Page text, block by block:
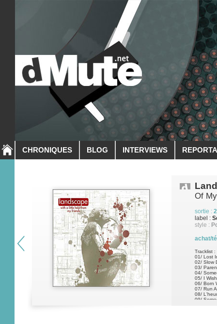
CHRONIQUES BLOG INTERVIEWS
Of
sortie :
label :
style :
achat/
Tracklist :
01/ Lost
02/ Slow
03/
04/
05/ I Wish
06/ Born
07/ Run
08/
09/